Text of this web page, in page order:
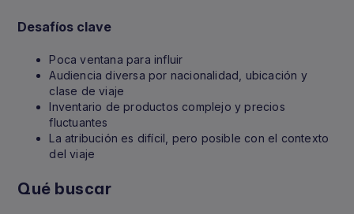
Desafíos clave
Poca ventana para influir
Audiencia diversa por nacionalidad, ubicación y
clase de viaje
Inventario de productos complejo y precios
fluctuantes
La atribución es difícil, pero posible con el contexto
del viaje
Qué buscar